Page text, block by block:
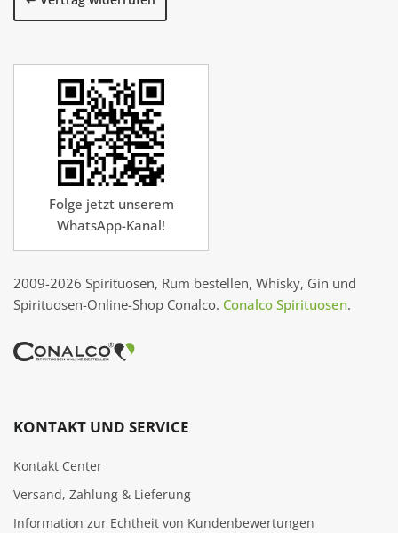
Folge jetzt unserem
WhatsApp-Kanal!
2009-2026 Spirituosen, Rum bestellen, Whisky, Gin und
Spirituosen-Online-Shop Conalco. Conalco Spirituosen.
KONTAKT UND SERVICE
Kontakt Center
Versand, Zahlung & Lieferung
Information zur Echtheit von Kundenbewertungen